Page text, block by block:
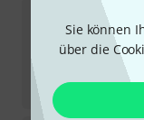
Sie können
über die
7.459